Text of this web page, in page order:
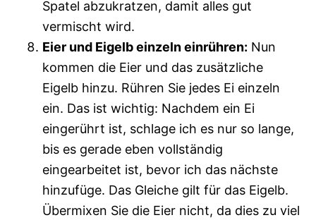
Spatel abzukratzen, damit alles gut
vermischt wird.
Eier und Eigelb einzeln einrühren: Nun
kommen die Eier und das zusätzliche
Eigelb hinzu. Rühren Sie jedes Ei einzeln
ein. Das ist wichtig: Nachdem ein Ei
eingerührt ist, schlage ich es nur so lange,
bis es gerade eben vollständig
eingearbeitet ist, bevor ich das nächste
hinzufüge. Das Gleiche gilt für das Eigelb.
Übermixen Sie die Eier nicht, da dies zu viel